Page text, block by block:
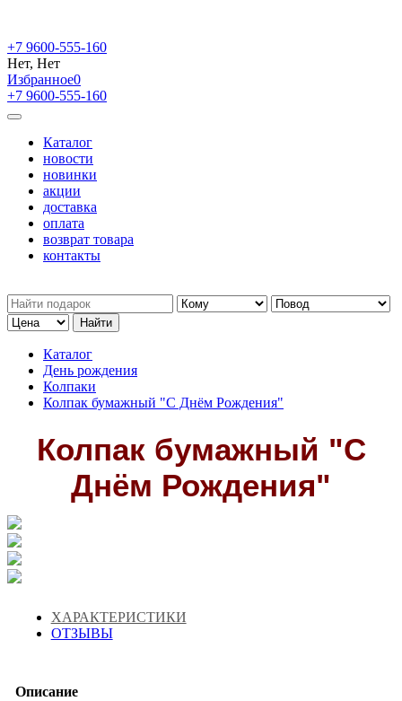
+7 9600-555-160
Нет, Нет
Избранное0
+7 9600-555-160
Каталог
новости
новинки
акции
доставка
оплата
возврат товара
контакты
Каталог
День рождения
Колпаки
Колпак бумажный "С Днём Рождения"
Колпак бумажный "С
Днём Рождения"
ХАРАКТЕРИСТИКИ
ОТЗЫВЫ
Описание